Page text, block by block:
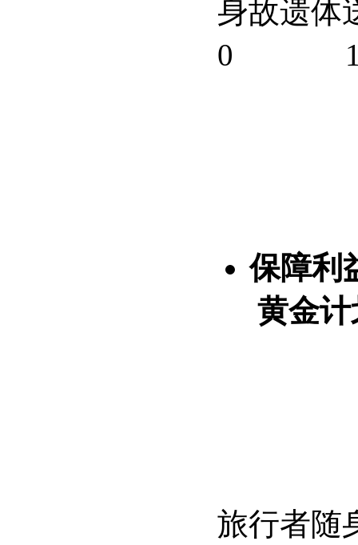
身故遗体
0
保障利
黄金计
旅行者随